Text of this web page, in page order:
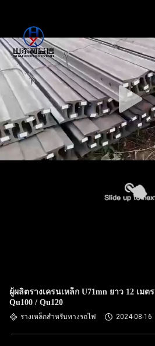
ผู้ผลิตรางเครนเหล็ก U71mn ยาว 12 เมตร Qu70 / Qu80 /
Qu100 / Qu120
รางเหล็กสำหรับทางรถไฟ 2024-08-16